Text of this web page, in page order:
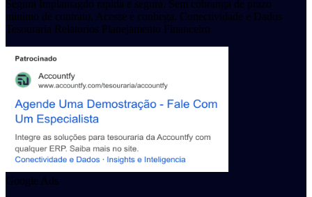
Segura Implantagdo rapida e segura. Sem cobranga de prazo
minimo de contrato. Acesse e conhega. Conectividade e Dados
Tesouraria Relatorios Planejamento Financeiro
Google Ads